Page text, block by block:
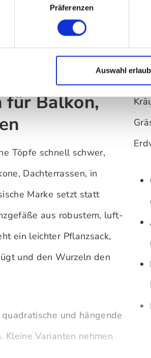
Präferenzen
Auswahl
auswählen
für Balkon,
Töpfe schnell schwer,
Dachterrassen, in
Marke setzt statt
aus robustem, luft-
ein leichter Pflanzsack,
und den Wurzeln den
und hängende
Kleine Varianten nehmen